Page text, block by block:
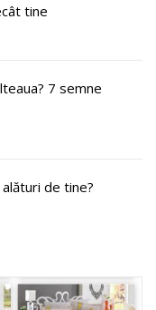
tine
7 semne
de tine?